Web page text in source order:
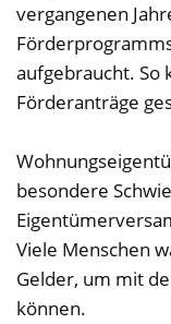
vergangenen
aufgebraucht. So
Förderanträge
besondere
Viele Menschen
Gelder, um mit
können.